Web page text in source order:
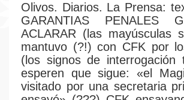
Olivos. Diarios. La Prensa:
GARANTIAS PENALES
ACLARAR (las mayúsculas
mantuvo (?!) con CFK por
(los signos de
esperen que sigue: «el
visitado por una secretaria